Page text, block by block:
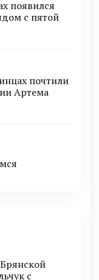
появился
с пятой
почтили
Артема
с